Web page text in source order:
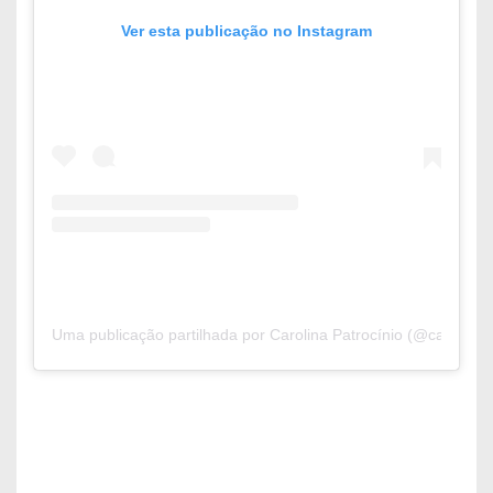
Ver esta publicação no Instagram
Uma publicação partilhada por Carolina Patrocínio